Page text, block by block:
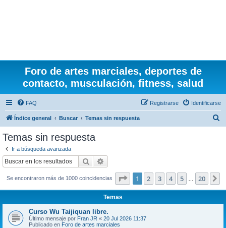
Foro de artes marciales, deportes de
contacto, musculación, fitness, salud
FAQ Identificarse
Registrarse
Índice general Buscar Temas sin respuesta
Temas sin respuesta
Ir a búsqueda avanzada
Buscar
Se encontraron más de 1000 coincidencias Página de 20
1 2 3 4 5 20
Temas
Curso Wu Taijiquan libre.
Último mensaje por Fran JR « 20 Jul 2026 11:37
Publicado en Foro de artes marciales